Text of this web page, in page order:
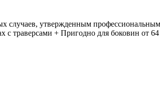
случаев, утвержденным
с траверсами + Пригодно для боковин от